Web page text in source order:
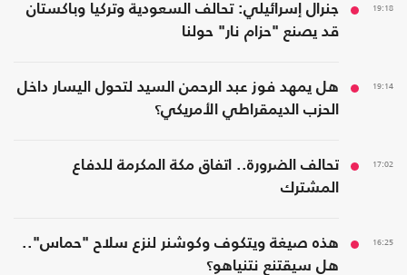
19:18
جنرال إسرائيلي: تحالف السعودية وتركيا وباكستان
قد يصنع "حزام نار" حولنا
19:14
هل يمهد فوز عبد الرحمن السيد لتحول اليسار داخل
الحزب الديمقراطي الأمريكي؟
17:02
تحالف الضرورة.. اتفاق مكة المكرمة للدفاع
المشترك
16:25
هذه صيغة ويتكوف وكوشنر لنزع سلاح "حماس"..
هل سيقتنع نتنياهو؟